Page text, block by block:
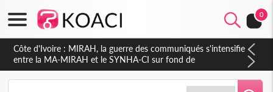
0
Côte d'Ivoire : Indépendance 2026, Thiam plaide pour un
environnement démocratique plus apaisé